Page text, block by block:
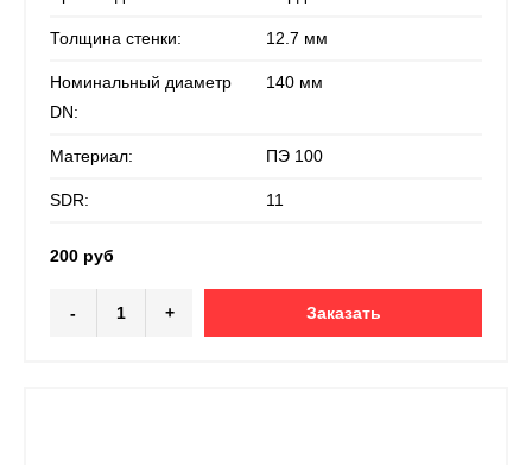
Толщина стенки: 12.7 мм
Номинальный диаметр
DN:
140 мм
Материал: ПЭ 100
SDR: 11
200 руб
- + Заказать